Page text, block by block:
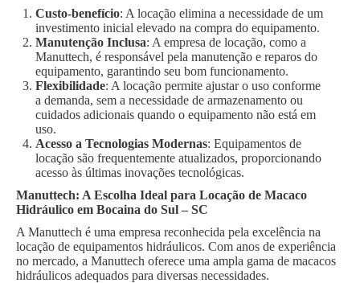
Custo-benefício: A locação elimina a necessidade de um
investimento inicial elevado na compra do equipamento.
Manutenção Inclusa: A empresa de locação, como a
Manuttech, é responsável pela manutenção e reparos do
equipamento, garantindo seu bom funcionamento.
Flexibilidade: A locação permite ajustar o uso conforme
a demanda, sem a necessidade de armazenamento ou
cuidados adicionais quando o equipamento não está em
uso.
Acesso a Tecnologias Modernas: Equipamentos de
locação são frequentemente atualizados, proporcionando
acesso às últimas inovações tecnológicas.
Manuttech: A Escolha Ideal para Locação de Macaco
Hidráulico em Bocaina do Sul – SC
A Manuttech é uma empresa reconhecida pela excelência na
locação de equipamentos hidráulicos. Com anos de experiência
no mercado, a Manuttech oferece uma ampla gama de macacos
hidráulicos adequados para diversas necessidades.